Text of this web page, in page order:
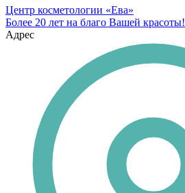
Центр косметологии «Ева»
Более 20 лет на благо Вашей красоты!
Адрес